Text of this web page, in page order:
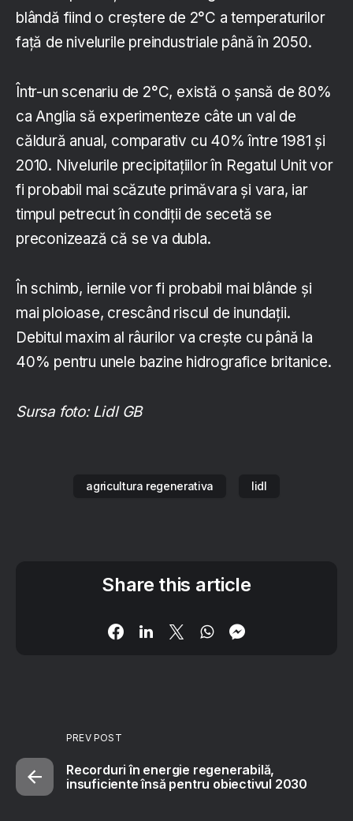
blândă fiind o creștere de 2°C a temperaturilor
față de nivelurile preindustriale până în 2050.
Într-un scenariu de 2°C, există o șansă de 80%
ca Anglia să experimenteze câte un val de
căldură anual, comparativ cu 40% între 1981 și
2010. Nivelurile precipitațiilor în Regatul Unit vor
fi probabil mai scăzute primăvara și vara, iar
timpul petrecut în condiții de secetă se
preconizează că se va dubla.
În schimb, iernile vor fi probabil mai blânde și
mai ploioase, crescând riscul de inundații.
Debitul maxim al râurilor va crește cu până la
40% pentru unele bazine hidrografice britanice.
Sursa foto: Lidl GB
agricultura regenerativa lidl
Share this article
PREV POST
Recorduri în energie regenerabilă,
insuficiente însă pentru obiectivul 2030